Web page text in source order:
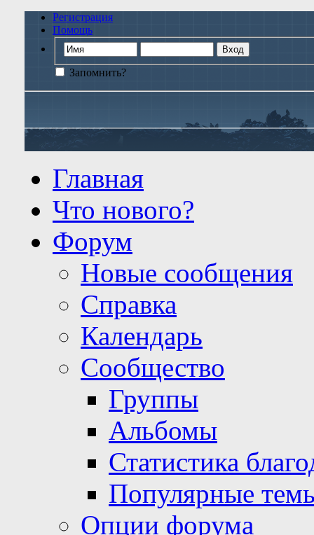
Регистрация
Помощь
Запомнить?
Главная
Что нового?
Форум
Новые сообщения
Справка
Календарь
Сообщество
Группы
Альбомы
Статистика
Популярные
Опции форума